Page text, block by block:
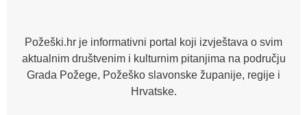
f
Požeški.hr je informativni portal koji izvještava o svim
aktualnim društvenim i kulturnim pitanjima na području
Grada Požege, Požeško slavonske županije, regije i
Hrvatske.